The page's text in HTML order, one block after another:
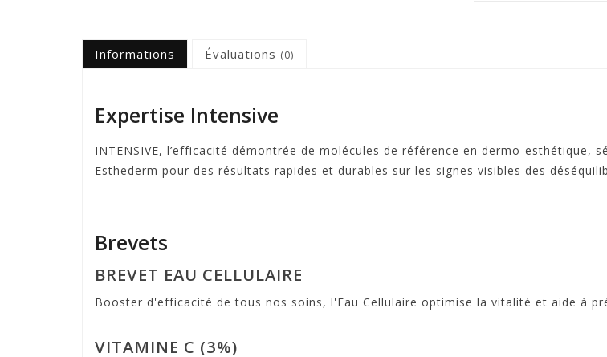
Informations Évaluations (0)
Expertise Intensive
INTENSIVE, l’efficacité démontrée de molécules de référence en dermo-esthétique,
Esthederm pour des résultats rapides et durables sur les signes visibles des
Brevets
BREVET EAU CELLULAIRE
Booster d'efficacité de tous nos soins, l'Eau Cellulaire optimise la vitalité et aide à
VITAMINE C (3%)